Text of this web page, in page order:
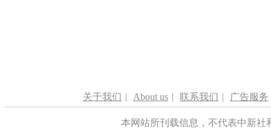
关于我们 | About us | 联系我们 | 广告服务
本网站所刊载信息，不代表中新